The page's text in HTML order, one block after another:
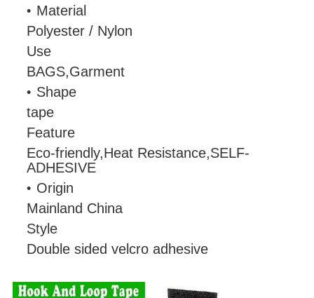
Material
Polyester / Nylon
Use
BAGS,Garment
Shape
tape
Feature
Eco-friendly,Heat Resistance,SELF-
ADHESIVE
Origin
Mainland China
Style
Double sided velcro adhesive